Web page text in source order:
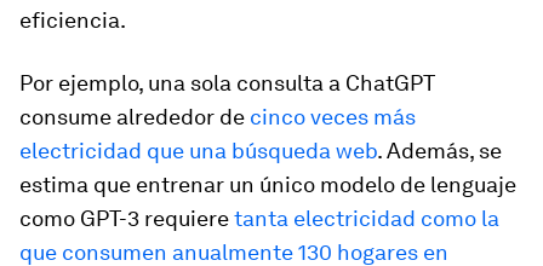
eficiencia.
Por ejemplo, una sola consulta a ChatGPT
consume alrededor de cinco veces más
electricidad que una búsqueda web. Además, se
estima que entrenar un único modelo de lenguaje
como GPT-3 requieretanta electricidad como la
que consumen anualmente 130 hogares en